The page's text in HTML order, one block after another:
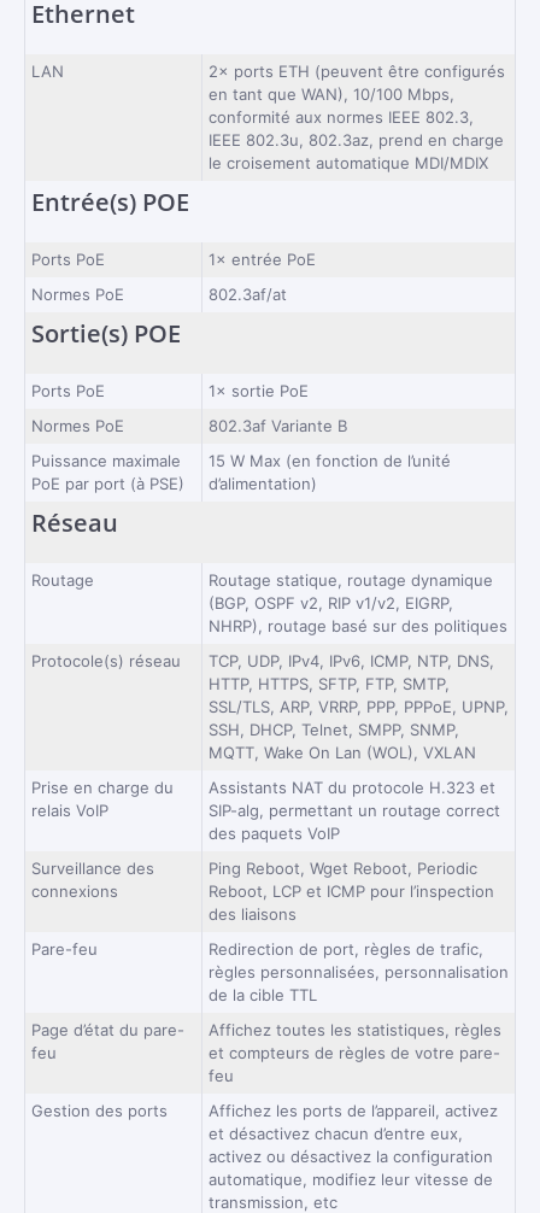
Ethernet
LAN
2× ports ETH (peuvent être configurés
en tant que WAN), 10/100 Mbps,
conformité aux normes IEEE 802.3,
IEEE 802.3u, 802.3az, prend en charge
le croisement automatique MDI/MDIX
Entrée(s) POE
Ports PoE
1× entrée PoE
Normes PoE
802.3af/at
Sortie(s) POE
Ports PoE
1× sortie PoE
Normes PoE
802.3af Variante B
Puissance maximale
PoE par port (à PSE)
15 W Max (en fonction de l’unité
d’alimentation)
Réseau
Routage
Routage statique, routage dynamique
(BGP, OSPF v2, RIP v1/v2, EIGRP,
NHRP), routage basé sur des politiques
Protocole(s) réseau
TCP, UDP, IPv4, IPv6, ICMP, NTP, DNS,
HTTP, HTTPS, SFTP, FTP, SMTP,
SSL/TLS, ARP, VRRP, PPP, PPPoE, UPNP,
SSH, DHCP, Telnet, SMPP, SNMP,
MQTT, Wake On Lan (WOL), VXLAN
Prise en charge du
relais VoIP
Assistants NAT du protocole H.323 et
SIP-alg, permettant un routage correct
des paquets VoIP
Surveillance des
connexions
Ping Reboot, Wget Reboot, Periodic
Reboot, LCP et ICMP pour l’inspection
des liaisons
Pare-feu
Redirection de port, règles de trafic,
règles personnalisées, personnalisation
de la cible TTL
Page d’état du pare-
feu
Affichez toutes les statistiques, règles
et compteurs de règles de votre pare-
feu
Gestion des ports
Affichez les ports de l’appareil, activez
et désactivez chacun d’entre eux,
activez ou désactivez la configuration
automatique, modifiez leur vitesse de
transmission, etc